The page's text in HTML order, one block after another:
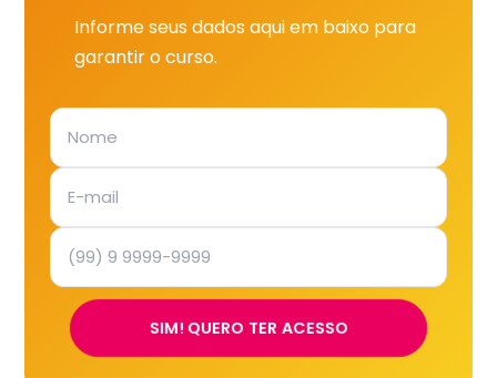
Informe seus dados aqui em baixo para
garantir o curso.
SIM! QUERO TER ACESSO